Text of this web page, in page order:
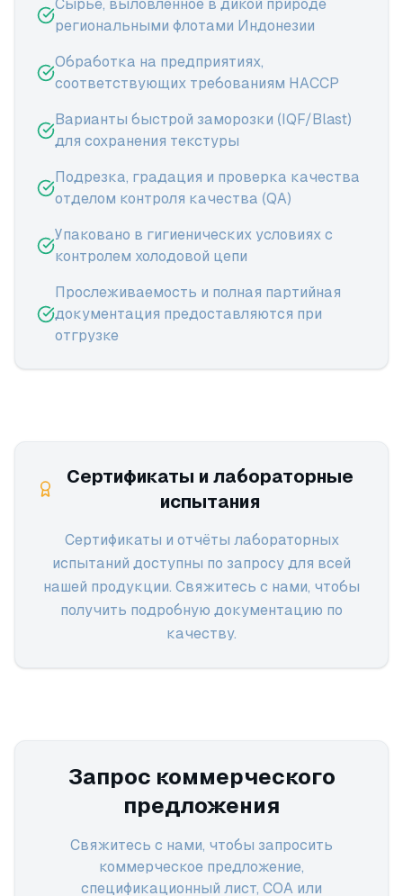
Сырьё, выловленное в дикой природе
региональными флотами Индонезии
Обработка на предприятиях,
соответствующих требованиям HACCP
Варианты быстрой заморозки (IQF/Blast)
для сохранения текстуры
Подрезка, градация и проверка качества
отделом контроля качества (QA)
Упаковано в гигиенических условиях с
контролем холодовой цепи
Прослеживаемость и полная партийная
документация предоставляются при
отгрузке
Сертификаты и лабораторные
испытания
Сертификаты и отчёты лабораторных
испытаний доступны по запросу для всей
нашей продукции. Свяжитесь с нами, чтобы
получить подробную документацию по
качеству.
Запрос коммерческого
предложения
Свяжитесь с нами, чтобы запросить
коммерческое предложение,
спецификационный лист, COA или